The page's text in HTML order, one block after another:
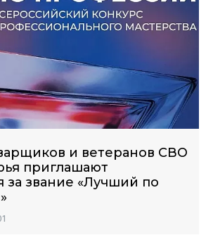
и ветеранов СВО
приглашают
за звание «Лучший по